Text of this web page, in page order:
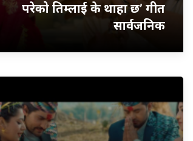
परेको तिम्लाई के थाहा छ’ गीत
सार्वजनिक